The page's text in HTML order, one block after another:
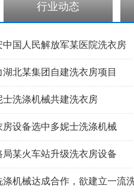
行业动态
国人民解放军某医院洗衣房
北某集团自建洗衣房项目
士洗涤机械共建洗衣房
设备选中多妮士洗涤机械
某火车站升级洗衣房设备
机械达成合作，欲建立一流